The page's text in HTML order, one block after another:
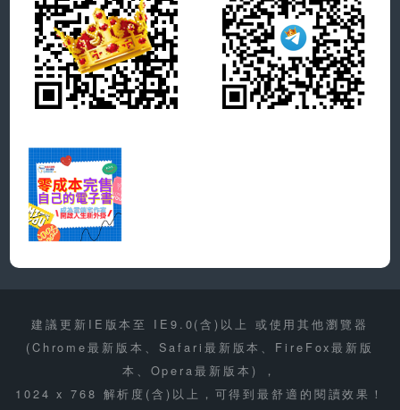
建議更新IE版本至 IE9.0(含)以上 或使用其他瀏覽器
(Chrome最新版本、Safari最新版本、FireFox最新版
本、Opera最新版本) ，
1024 x 768 解析度(含)以上，可得到最舒適的閱讀效果！